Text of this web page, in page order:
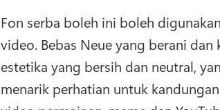
Fon serba boleh ini boleh
video. Bebas Neue yang berani
estetika yang bersih dan neutral,
menarik perhatian untuk